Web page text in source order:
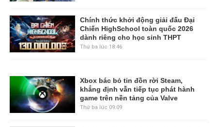
Chính thức khởi động giải đấu Đại
Chiến HighSchool toàn quốc 2026
dành riêng cho học sinh THPT
Thứ ba lúc 18:46
Xbox bác bỏ tin đồn rời Steam,
khẳng định vẫn tiếp tục phát hành
game trên nền tảng của Valve
Thứ ba lúc 09:09